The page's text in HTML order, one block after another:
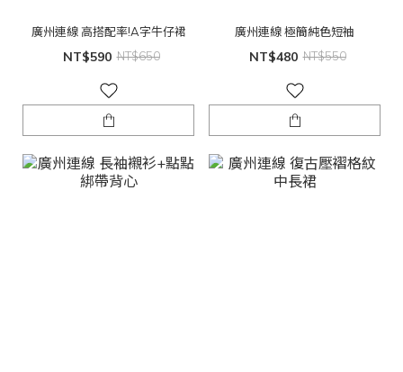
廣州連線 高搭配率!A字牛仔裙
NT$590 NT$650
廣州連線 極簡純色短袖
NT$480 NT$550